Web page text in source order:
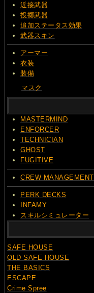
近接武器
投擲武器
追加ステータス効果
武器スキン
アーマー
衣装
装備
マスク
MASTERMIND
ENFORCER
TECHNICIAN
GHOST
FUGITIVE
CREW MANAGEMENT
PERK DECKS
INFAMY
スキルシミュレーター
SAFE HOUSE
OLD SAFE HOUSE
THE BASICS
ESCAPE
Crime Spree